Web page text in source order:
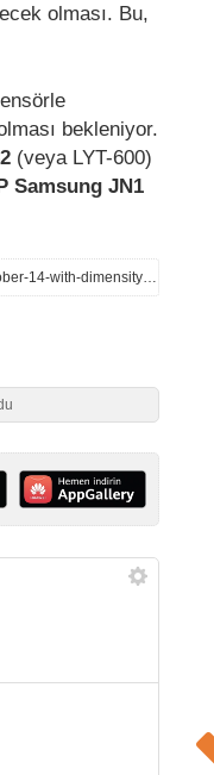
olması. Bu,
bekleniyor.
(veya LYT-600)
Samsung JN1
https://www.gizmochina.com/2024/10/08/vivo-x200-x200-pro-x200-pro-mini-to-launch-on-october-14-with-dimensity-9400-top-notch-cameras/